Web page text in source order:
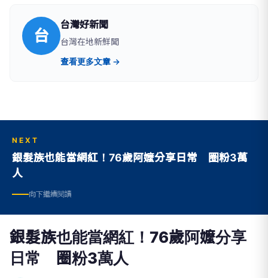
台
台灣好新聞
台灣在地新鮮聞
查看更多文章 →
NEXT
銀髮族也能當網紅！76歲阿嬤分享日常 圈粉3萬
人
向下繼續閱讀
銀髮族也能當網紅！76歲阿嬤分享
日常 圈粉3萬人